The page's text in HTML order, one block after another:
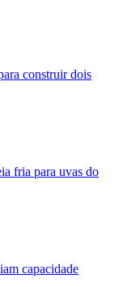
construir dois
fria para uvas do
capacidade